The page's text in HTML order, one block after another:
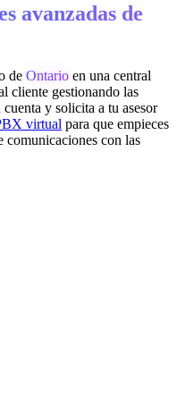
avanzadas de
de Ontario en una central
cliente gestionando las
y solicita a tu asesor
virtual para que empieces
comunicaciones con las